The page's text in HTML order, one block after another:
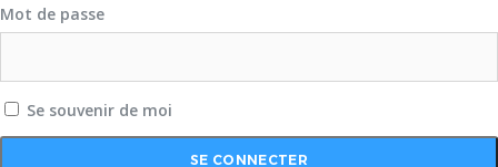
Mot de passe
Se souvenir de moi